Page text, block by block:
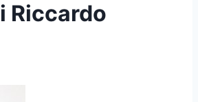
Riccardo